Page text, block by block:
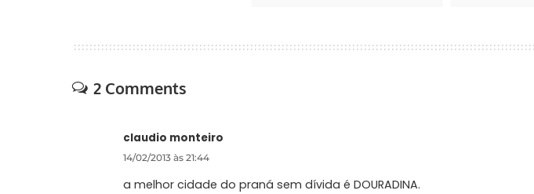
2 Comments
claudio monteiro
14/02/2013 às 21:44
a melhor cidade do praná sem dívida é DOURADINA.